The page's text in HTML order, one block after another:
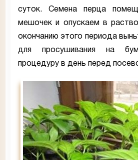
суток. Семена перца
мешочек и опускаем в
окончанию этого периода
для просушивания на
процедуру в день перед